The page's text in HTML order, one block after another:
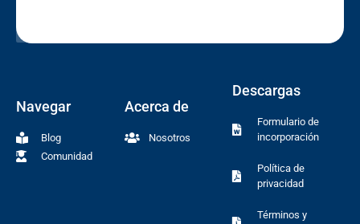
Navegar
Blog
Comunidad
Acerca de
Nosotros
Descargas
Formulario de
incorporación
Política de
privacidad
Términos y